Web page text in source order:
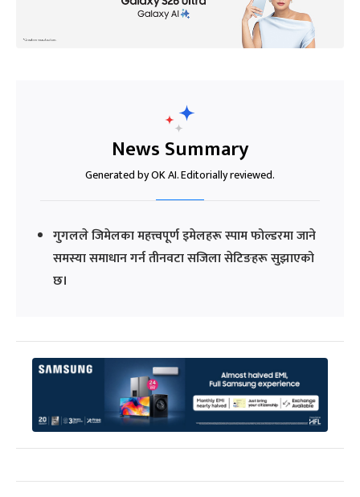
News Summary
Generated by OK AI. Editorially reviewed.
गुगलले जिमेलका महत्त्वपूर्ण इमेलहरू स्पाम फोल्डरमा जाने
समस्या समाधान गर्न तीनवटा सजिला सेटिङहरू सुझाएको
छ।